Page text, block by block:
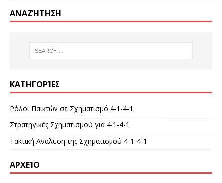
ΑΝΑΖΉΤΗΣΗ
ΚΑΤΗΓΟΡΊΕΣ
Ρόλοι Παικτών σε Σχηματισμό 4-1-4-1
Στρατηγικές Σχηματισμού για 4-1-4-1
Τακτική Ανάλυση της Σχηματισμού 4-1-4-1
ΑΡΧΕΊΟ